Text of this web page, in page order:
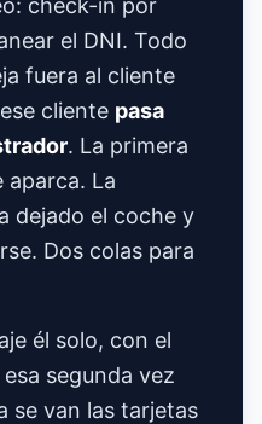
check-in por
el DNI. Todo
fuera al cliente
cliente pasa
. La primera
aparca. La
dejado el coche y
Dos colas para
él solo, con el
segunda vez
se van las tarjetas